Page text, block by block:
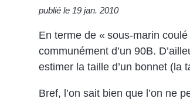
publié le 19 jan. 2010
En terme de « sous-marin
communément d’un 90B.
estimer la taille d’un bonnet (la
Bref, l’on sait bien que l’on ne